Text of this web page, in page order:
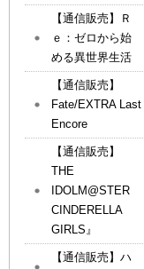
【通信販売】Ｒ
ｅ：ゼロから始
める異世界生活
【通信販売】
Fate/EXTRA Last
Encore
【通信販売】
THE
IDOLM@STER
CINDERELLA
GIRLS』
【通信販売】ハ